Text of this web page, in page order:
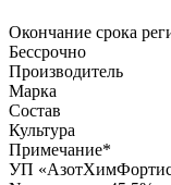
Окончание срока
Бессрочно
Производитель
Марка
Состав
Культура
Примечание*
УП